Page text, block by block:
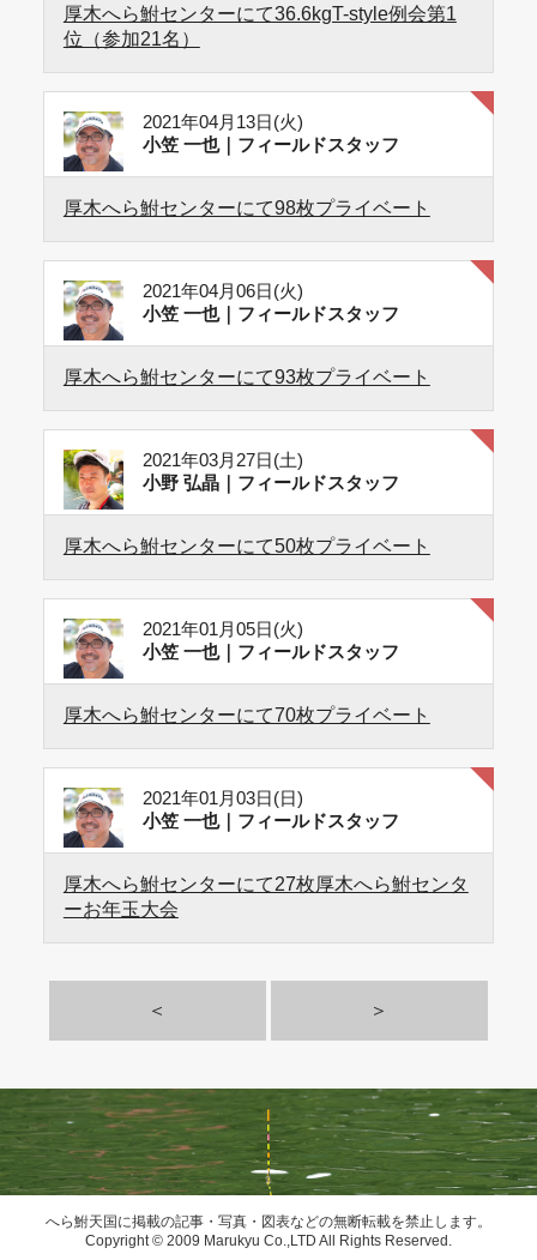
厚木へら鮒センターにて36.6kgT-style例会第1
位（参加21名）
2021年04月13日(火)
小笠 一也｜フィールドスタッフ
厚木へら鮒センターにて98枚プライベート
2021年04月06日(火)
小笠 一也｜フィールドスタッフ
厚木へら鮒センターにて93枚プライベート
2021年03月27日(土)
小野 弘晶｜フィールドスタッフ
厚木へら鮒センターにて50枚プライベート
2021年01月05日(火)
小笠 一也｜フィールドスタッフ
厚木へら鮒センターにて70枚プライベート
2021年01月03日(日)
小笠 一也｜フィールドスタッフ
厚木へら鮒センターにて27枚厚木へら鮒センタ
ーお年玉大会
＜ ＞
へら鮒天国に掲載の記事・写真・図表などの無断転載を禁止します。
Copyright © 2009 Marukyu Co.,LTD All Rights Reserved.